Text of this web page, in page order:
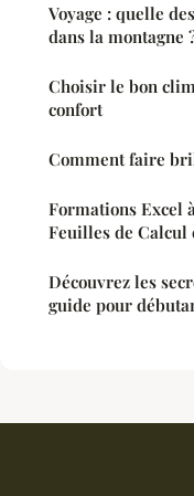
Voyage : quelle
dans la montagne
Choisir le bon
confort
Comment faire
Formations Excel
Feuilles de Calcul
Découvrez les
guide pour